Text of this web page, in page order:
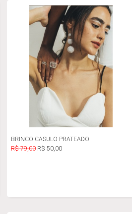
BRINCO CASULO PRATEADO
R$ 79,00R$ 50,00